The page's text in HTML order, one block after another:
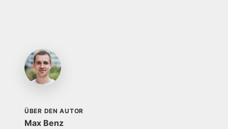
ÜBER DEN AUTOR
Max Benz